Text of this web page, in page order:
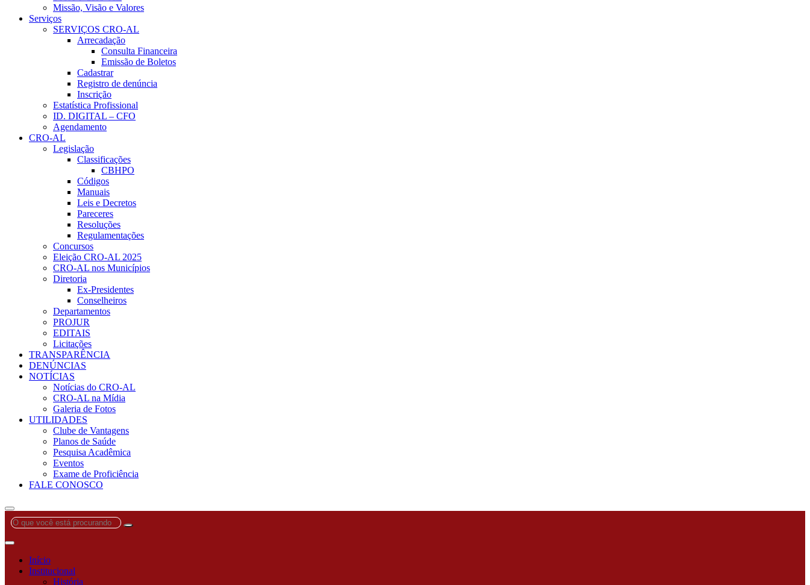
Missão, Visão e Valores
Serviços
SERVIÇOS CRO-AL
Arrecadação
Consulta Financeira
Emissão de Boletos
Cadastrar
Registro de denúncia
Inscrição
Estatística Profissional
ID. DIGITAL – CFO
Agendamento
CRO-AL
Legislação
Classificações
CBHPO
Códigos
Manuais
Leis e Decretos
Pareceres
Resoluções
Regulamentações
Concursos
Eleição CRO-AL 2025
CRO-AL nos Municípios
Diretoria
Ex-Presidentes
Conselheiros
Departamentos
PROJUR
EDITAIS
Licitações
TRANSPARÊNCIA
DENÚNCIAS
NOTÍCIAS
Notícias do CRO-AL
CRO-AL na Mídia
Galeria de Fotos
UTILIDADES
Clube de Vantagens
Planos de Saúde
Pesquisa Acadêmica
Eventos
Exame de Proficiência
FALE CONOSCO
O
você
procurando?
Início
Institucional
História